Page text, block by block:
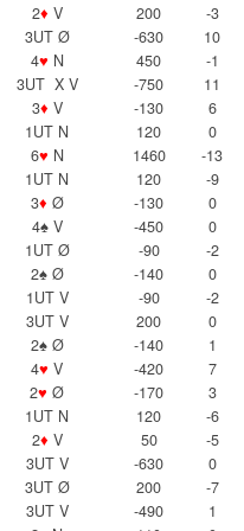
2♦ V 200
-3
3UT Ø -630
10
4♥ N 450
-1
3UT X V -750
11
3♦ V -130
6
1UT N 120
0
6♥ N 1460
-13
1UT N 120
-9
3♦ Ø -130
0
4♠ V -450
0
1UT Ø -90
-2
2♠ Ø -140
0
1UT V -90
-2
3UT V 200
0
2♠ Ø -140
1
4♥ V -420
7
2♥ Ø -170
3
1UT N 120
-6
2♦ V 50
-5
3UT V -630
0
3UT Ø 200
-7
3UT V -490
1